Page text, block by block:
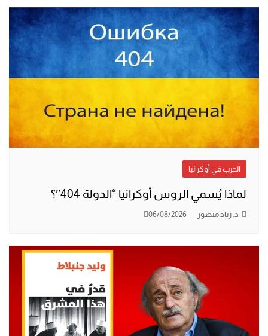
الحرب في أوكرانيا
لماذا يُسمي الروس أوكرانيا “الدولة 404″؟
د. زياد منصور 06/08/2026